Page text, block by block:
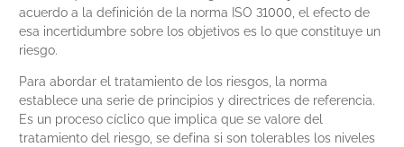
acuerdo a la definición de la norma ISO 31000, el efecto de
esa incertidumbre sobre los objetivos es lo que constituye un
riesgo.
Para abordar el tratamiento de los riesgos, la norma
establece una serie de principios y directrices de referencia.
Es un proceso cíclico que implica que se valore del
tratamiento del riesgo, se defina si son tolerables los niveles